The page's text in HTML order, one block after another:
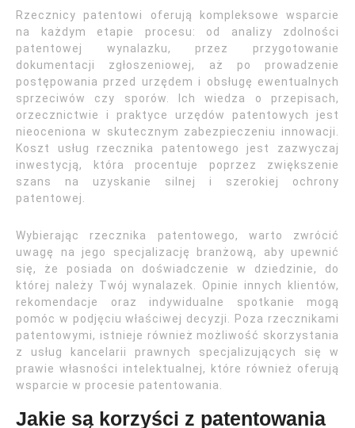
Rzecznicy patentowi oferują kompleksowe wsparcie
na każdym etapie procesu: od analizy zdolności
patentowej wynalazku, przez przygotowanie
dokumentacji zgłoszeniowej, aż po prowadzenie
postępowania przed urzędem i obsługę ewentualnych
sprzeciwów czy sporów. Ich wiedza o przepisach,
orzecznictwie i praktyce urzędów patentowych jest
nieoceniona w skutecznym zabezpieczeniu innowacji.
Koszt usług rzecznika patentowego jest zazwyczaj
inwestycją, która procentuje poprzez zwiększenie
szans na uzyskanie silnej i szerokiej ochrony
patentowej.
Wybierając rzecznika patentowego, warto zwrócić
uwagę na jego specjalizację branżową, aby upewnić
się, że posiada on doświadczenie w dziedzinie, do
której należy Twój wynalazek. Opinie innych klientów,
rekomendacje oraz indywidualne spotkanie mogą
pomóc w podjęciu właściwej decyzji. Poza rzecznikami
patentowymi, istnieje również możliwość skorzystania
z usług kancelarii prawnych specjalizujących się w
prawie własności intelektualnej, które również oferują
wsparcie w procesie patentowania.
Jakie są korzyści z patentowania